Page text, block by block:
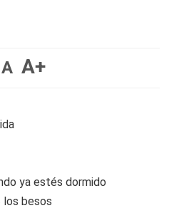
A A+
ya estés dormido
los besos